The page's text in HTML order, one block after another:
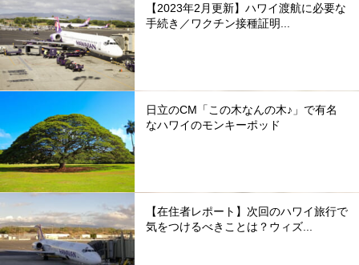
【2023年2月更新】ハワイ渡航に必要な
手続き／ワクチン接種証明...
日立のCM「この木なんの木♪」で有名
なハワイのモンキーポッド
【在住者レポート】次回のハワイ旅行で
気をつけるべきことは？ウィズ...